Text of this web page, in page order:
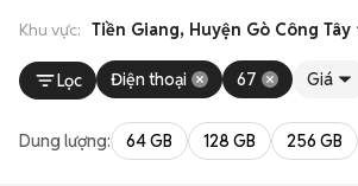
Khu vực: Tiền Giang, Huyện Gò Công Tây
Lọc Điện thoại 67 Giá
Dung lượng: 64 GB 128 GB 256 GB